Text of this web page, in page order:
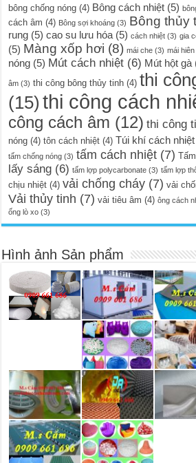
bông chống nóng (4) Bông cách nhiệt (5)
cách âm (4) Bông sợi khoáng (3) Bông thủy
rung (5) cao su lưu hóa (5) cách nhiệt (3) gia
(5) Màng xốp hơi (8) mái che (3) mái hiên
nóng (5) Mút cách nhiệt (6) Mút hột gà
âm (3) thi công bông thủy tinh (4) thi
(15) thi công cách
công cách âm (12) thi công
nóng (4) tôn cách nhiệt (4) Túi khí cách nhiệt
tấm chống nóng (3) tấm cách nhiệt (7)
lấy sáng (6) tấm lợp polycarbonate (3) tấm lợp
chịu nhiệt (4) vải chống cháy (7) vải
Vải thủy tinh (7) vải tiêu âm (4) ông cách
ống lò xo (3)
Hình ảnh Sản phẩm